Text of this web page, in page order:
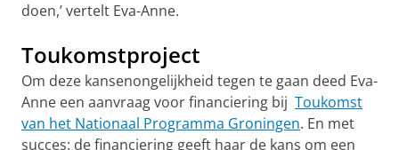
doen,’ vertelt Eva-Anne.
Toukomstproject
Om deze kansenongelijkheid tegen te gaan deed Eva-
Anne een aanvraag voor financiering bij Toukomst
van het Nationaal Programma Groningen. En met
succes: de financiering geeft haar de kans om een